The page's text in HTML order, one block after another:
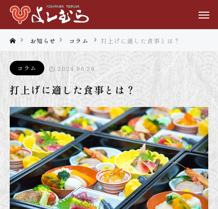
お知らせ コラム 打上げに適した食事とは？
コラム 2024.06.26
打上げに適した食事とは？